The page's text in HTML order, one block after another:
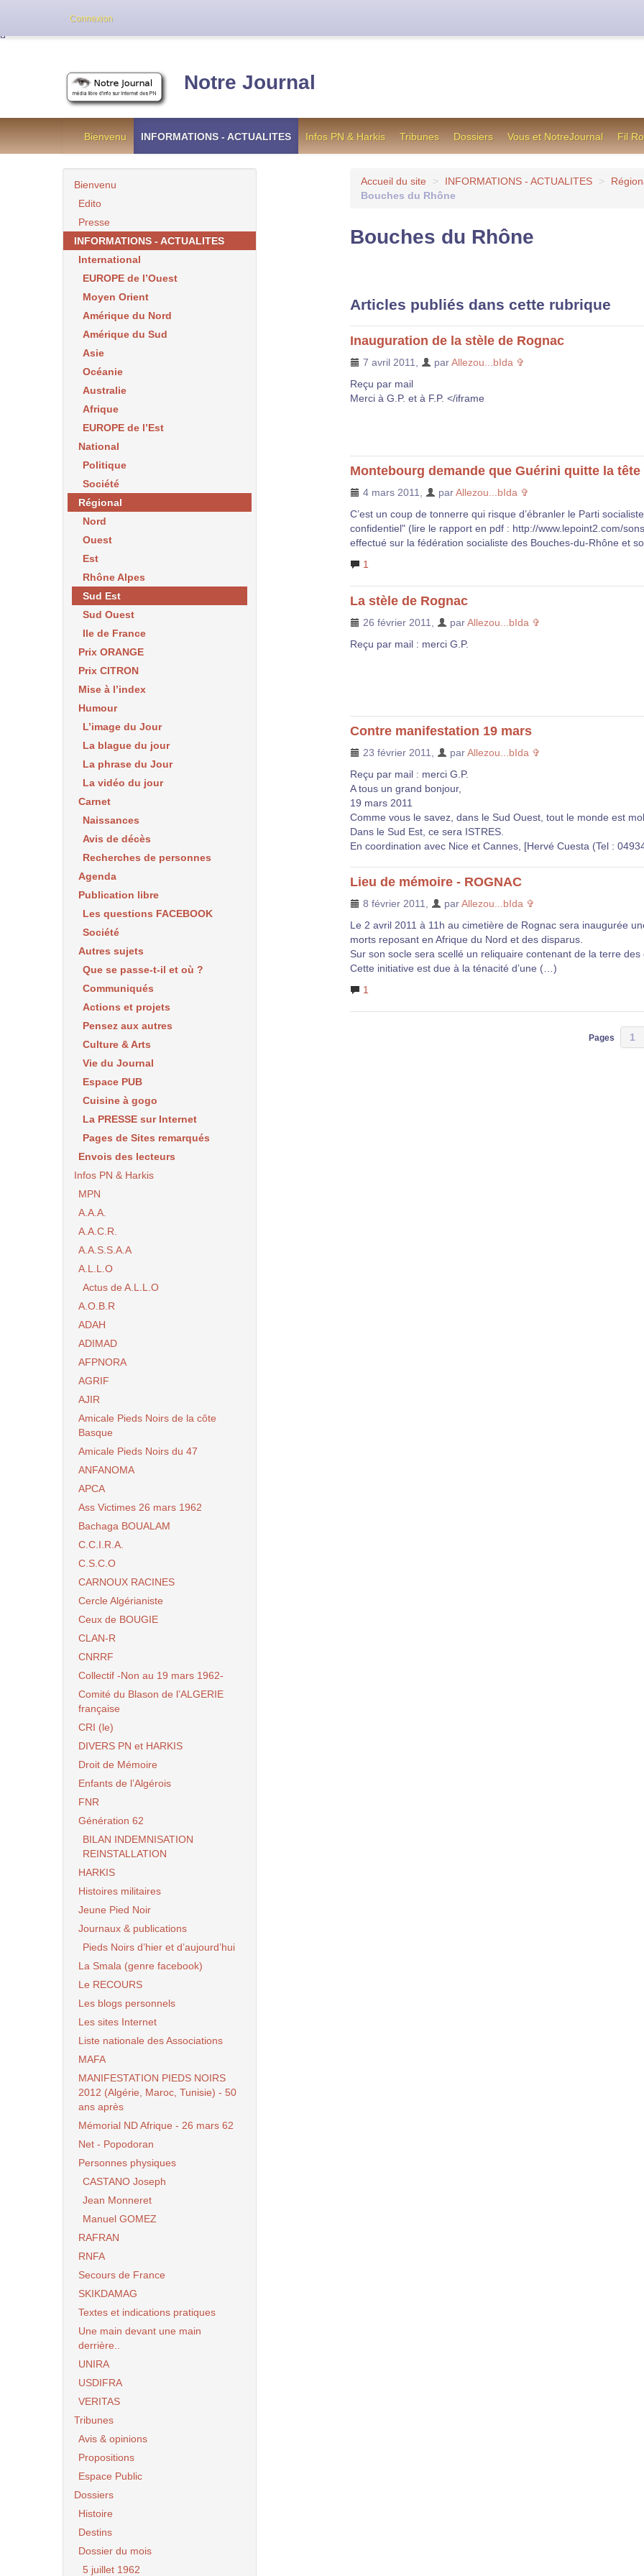
Notre Journal
Bienvenu INFORMATIONS - ACTUALITES Infos PN & Harkis Tribunes Dossiers Vous et NotreJournal Fil
Accueil du site > INFORMATIONS - ACTUALITES >
Bouches du Rhône
Bouches du Rhône
Articles publiés dans cette rubrique
Inauguration de la stèle de Rognac
7 avril 2011 parAllezou...bIda ✞
Reçu par mail
Merci à G.P. et à F.P. </iframe
Montebourg demande que Guérini quitte la
4 mars 2011 parAllezou...bIda ✞
C’est un coup de tonnerre qui risque d’ébranler le Parti
confidentiel" (lire le rapport en pdf : http://www.lepoint2.com/
effectué sur la fédération socialiste des Bouches-du-Rhône et
1
La stèle de Rognac
26 février 2011 parAllezou...bIda ✞
Reçu par mail : merci G.P.
Contre manifestation 19 mars
23 février 2011 parAllezou...bIda ✞
Reçu par mail : merci G.P.
A tous un grand bonjour,
19 mars 2011
Comme vous le savez, dans le Sud Ouest, tout le monde est
Dans le Sud Est, ce sera ISTRES.
En coordination avec Nice et Cannes, [Hervé Cuesta (Tel :
Lieu de mémoire - ROGNAC
8 février 2011 parAllezou...bIda ✞
Le 2 avril 2011 à 11h au cimetière de Rognac sera inaugurée
morts reposant en Afrique du Nord et des disparus.
Sur son socle sera scellé un reliquaire contenant de la terre des
Cette initiative est due à la ténacité d’une (…)
1
Pages 1
Bienvenu
Edito
Presse
INFORMATIONS - ACTUALITES
International
EUROPE de l’Ouest
Moyen Orient
Amérique du Nord
Amérique du Sud
Asie
Océanie
Australie
Afrique
EUROPE de l’Est
National
Politique
Société
Régional
Nord
Ouest
Est
Rhône Alpes
Sud Est
Sud Ouest
Ile de France
Prix ORANGE
Prix CITRON
Mise à l’index
Humour
L’image du Jour
La blague du jour
La phrase du Jour
La vidéo du jour
Carnet
Naissances
Avis de décès
Recherches de personnes
Agenda
Publication libre
Les questions FACEBOOK
Société
Autres sujets
Que se passe-t-il et où ?
Communiqués
Actions et projets
Pensez aux autres
Culture & Arts
Vie du Journal
Espace PUB
Cuisine à gogo
La PRESSE sur Internet
Pages de Sites remarqués
Envois des lecteurs
Infos PN & Harkis
MPN
A.A.A.
A.A.C.R.
A.A.S.S.A.A
A.L.L.O
Actus de A.L.L.O
A.O.B.R
ADAH
ADIMAD
AFPNORA
AGRIF
AJIR
Amicale Pieds Noirs de la côte
Basque
Amicale Pieds Noirs du 47
ANFANOMA
APCA
Ass Victimes 26 mars 1962
Bachaga BOUALAM
C.C.I.R.A.
C.S.C.O
CARNOUX RACINES
Cercle Algérianiste
Ceux de BOUGIE
CLAN-R
CNRRF
Collectif -Non au 19 mars 1962-
Comité du Blason de l’ALGERIE
française
CRI (le)
DIVERS PN et HARKIS
Droit de Mémoire
Enfants de l’Algérois
FNR
Génération 62
BILAN INDEMNISATION
REINSTALLATION
HARKIS
Histoires militaires
Jeune Pied Noir
Journaux & publications
Pieds Noirs d’hier et d’aujourd’hui
La Smala (genre facebook)
Le RECOURS
Les blogs personnels
Les sites Internet
Liste nationale des Associations
MAFA
MANIFESTATION PIEDS NOIRS
2012 (Algérie, Maroc, Tunisie) - 50
ans après
Mémorial ND Afrique - 26 mars 62
Net - Popodoran
Personnes physiques
CASTANO Joseph
Jean Monneret
Manuel GOMEZ
RAFRAN
RNFA
Secours de France
SKIKDAMAG
Textes et indications pratiques
Une main devant une main
derrière..
UNIRA
USDIFRA
VERITAS
Tribunes
Avis & opinions
Propositions
Espace Public
Dossiers
Histoire
Destins
Dossier du mois
5 juillet 1962
Connexion
Cette version de NotreJournal représente l’ancienne formule utilisée jusqu’en octobre 2012, en cas de